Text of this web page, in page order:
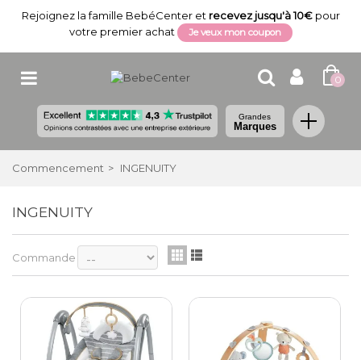
Rejoignez la famille BebéCenter et recevez jusqu'à 10€pour
votre premier achat
Je veux mon coupon
0
Grandes
Marques
Commencement > INGENUITY
INGENUITY
Commande